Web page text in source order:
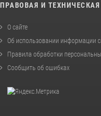
ПРАВОВАЯ И
О сайте
Об использовании информации
Правила обработки
Сообщить об ошибках